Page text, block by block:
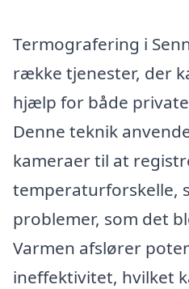
Termografering i
række tjenester, der
hjælp for både
Denne teknik
kameraer til at
temperaturforskelle,
problemer, som det
Varmen afslører
ineffektivitet, hvilket